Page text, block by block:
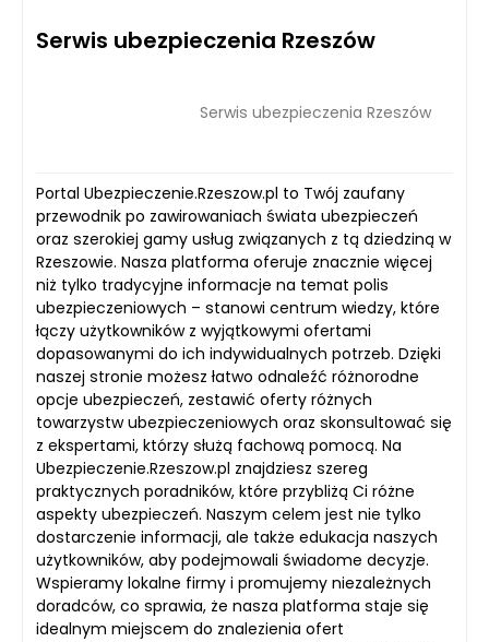
Serwis ubezpieczenia Rzeszów
Serwis ubezpieczenia Rzeszów
Portal Ubezpieczenie.Rzeszow.pl to Twój zaufany
przewodnik po zawirowaniach świata ubezpieczeń
oraz szerokiej gamy usług związanych z tą dziedziną w
Rzeszowie. Nasza platforma oferuje znacznie więcej
niż tylko tradycyjne informacje na temat polis
ubezpieczeniowych – stanowi centrum wiedzy, które
łączy użytkowników z wyjątkowymi ofertami
dopasowanymi do ich indywidualnych potrzeb. Dzięki
naszej stronie możesz łatwo odnaleźć różnorodne
opcje ubezpieczeń, zestawić oferty różnych
towarzystw ubezpieczeniowych oraz skonsultować się
z ekspertami, którzy służą fachową pomocą. Na
Ubezpieczenie.Rzeszow.pl znajdziesz szereg
praktycznych poradników, które przybliżą Ci różne
aspekty ubezpieczeń. Naszym celem jest nie tylko
dostarczenie informacji, ale także edukacja naszych
użytkowników, aby podejmowali świadome decyzje.
Wspieramy lokalne firmy i promujemy niezależnych
doradców, co sprawia, że nasza platforma staje się
idealnym miejscem do znalezienia ofert